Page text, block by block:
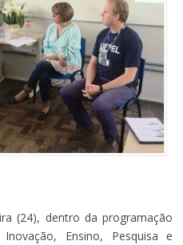
(24), dentro da programação
Ensino, Pesquisa e